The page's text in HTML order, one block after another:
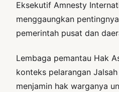
Eksekutif Amnesty
menggaungkan
pemerintah pusat dan
Lembaga pemantau Hak
konteks pelarangan
menjamin hak warganya